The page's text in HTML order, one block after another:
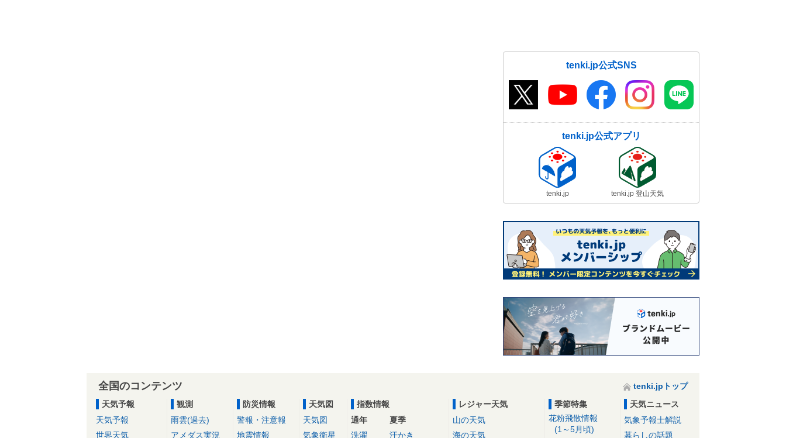
tenki.jp公式SNS
tenki.jp公式アプリ
tenki.jp tenki.jp 登山天気
全国のコンテンツ
tenki.jpトップ
天気予報
天気予報
世界天気
観測
雨雲(過去)
アメダス実況
防災情報
警報・注意報
地震情報
天気図
天気図
気象衛星
指数情報
通年
洗濯
夏季
汗かき
レジャー天気
山の天気
海の天気
季節特集
花粉飛散情報
(1～5月頃)
天気ニュース
気象予報士解説
暮らしの話題